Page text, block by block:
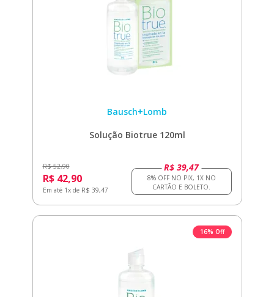
Bausch+Lomb
Solução Biotrue 120ml
R$ 52,90
R$ 42,90
Em até 1x de R$ 39,47
R$ 39,47
16% Off